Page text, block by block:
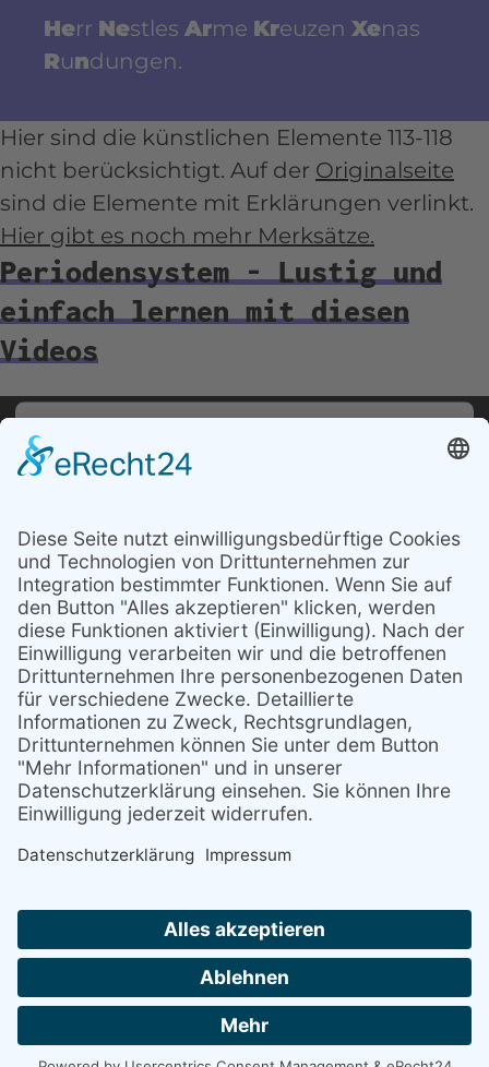
Herr Nestles Arme Kreuzen Xenas
Rundungen.
Hier sind die künstlichen Elemente 113-118
nicht berücksichtigt. Auf der Originalseite
sind die Elemente mit Erklärungen verlinkt.
Hier gibt es noch mehr Merksätze.
Periodensystem - Lustig und
einfach lernen mit diesen
Videos
YouTube Video-Service zu laden!
Videoinhalte einzubetten. Dieser Service kann Daten zu
Ihren Aktivitäten sammeln. Bitte lesen Sie die Details
durch und stimmen Sie der Nutzung des Service zu, um
dieses Video anzusehen.
Mehr Informationen Akzeptieren
powered byUsercentrics Consent Management Platform
&eRecht24
Kontakt
Impressum
Datenschutz
Cookie-Einstellungen
Arbeitgeberverband
Bewertung:4.4